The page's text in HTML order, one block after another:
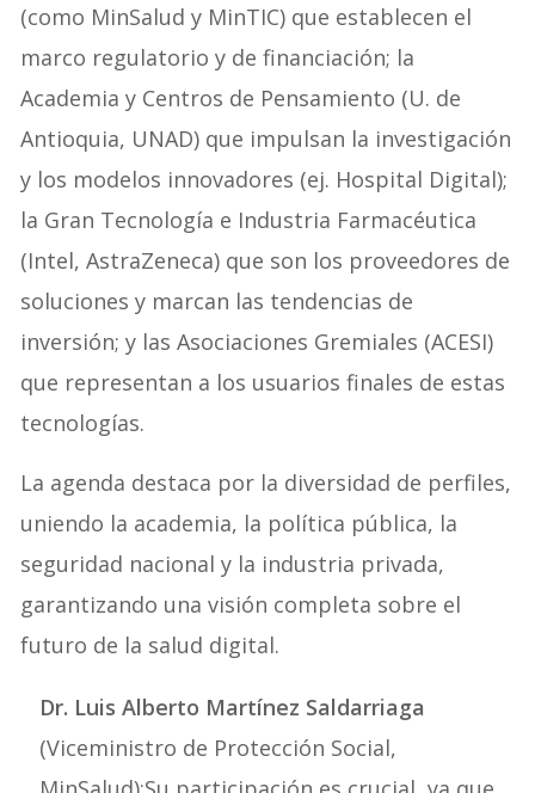
(como MinSalud y MinTIC) que establecen el
marco regulatorio y de financiación; la
Academia y Centros de Pensamiento (U. de
Antioquia, UNAD) que impulsan la investigación
y los modelos innovadores (ej. Hospital Digital);
la Gran Tecnología e Industria Farmacéutica
(Intel, AstraZeneca) que son los proveedores de
soluciones y marcan las tendencias de
inversión; y las Asociaciones Gremiales (ACESI)
que representan a los usuarios finales de estas
tecnologías.
La agenda destaca por la diversidad de perfiles,
uniendo la academia, la política pública, la
seguridad nacional y la industria privada,
garantizando una visión completa sobre el
futuro de la salud digital.
Dr. Luis Alberto Martínez Saldarriaga
(Viceministro de Protección Social,